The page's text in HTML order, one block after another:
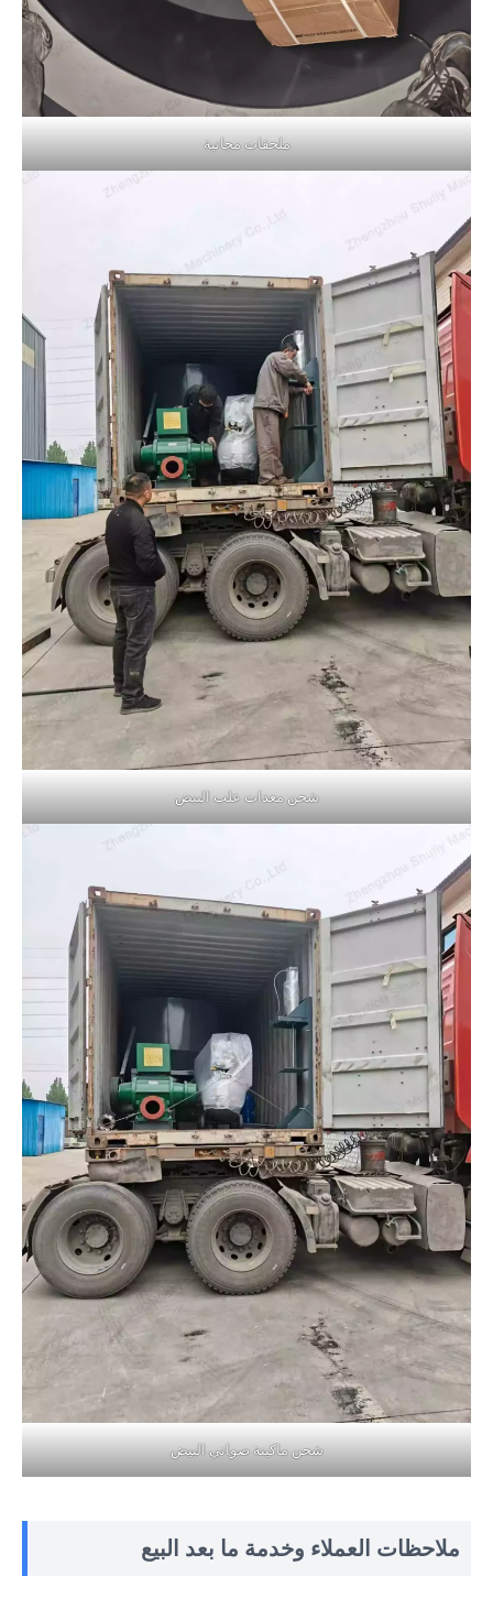
ملحقات مجانية
شحن معدات علب البيض
شحن ماكينة صواني البيض
ملاحظات العملاء وخدمة ما بعد البيع